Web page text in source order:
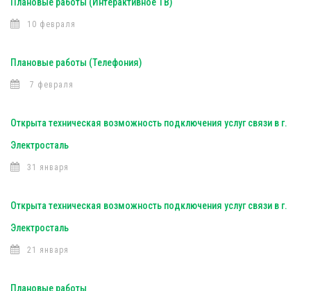
10 февраля
Плановые работы (Телефония)
7 февраля
Открыта техническая возможность подключения услуг связи в г.
Электросталь
31 января
Открыта техническая возможность подключения услуг связи в г.
Электросталь
21 января
Плановые работы